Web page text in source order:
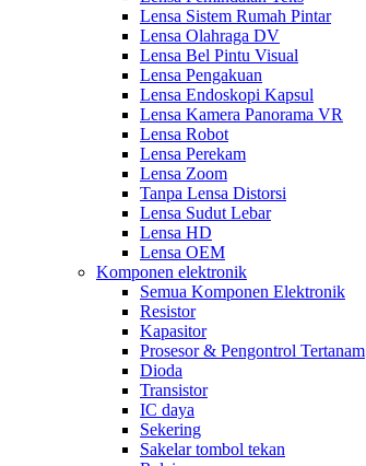
Lensa Sistem Rumah Pintar
Lensa Olahraga DV
Lensa Bel Pintu Visual
Lensa Pengakuan
Lensa Endoskopi Kapsul
Lensa Kamera Panorama VR
Lensa Robot
Lensa Perekam
Lensa Zoom
Tanpa Lensa Distorsi
Lensa Sudut Lebar
Lensa HD
Lensa OEM
Komponen elektronik
Semua Komponen Elektronik
Resistor
Kapasitor
Prosesor & Pengontrol Tertanam
Dioda
Transistor
IC daya
Sekering
Sakelar tombol tekan